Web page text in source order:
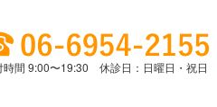
時間 9:00〜19:30 休診日：日曜日・祝日